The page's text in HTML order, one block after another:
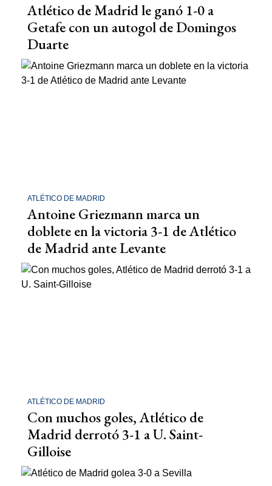
Atlético de Madrid le ganó 1-0 a
Getafe con un autogol de Domingos
Duarte
ATLÉTICO DE MADRID
Antoine Griezmann marca un
doblete en la victoria 3-1 de Atlético
de Madrid ante Levante
ATLÉTICO DE MADRID
Con muchos goles, Atlético de
Madrid derrotó 3-1 a U. Saint-
Gilloise